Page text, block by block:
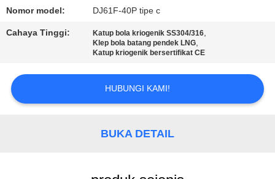
BERITA
PERMINTAAN
PENAWARAN
Nomor model: DJ61F-40P tipe c
Cahaya Tinggi: Katup bola kriogenik SS304/316,
Klep bola batang pendek LNG,
Katup kriogenik bersertifikat CE
HUBUNGI KAMI!
BUKA DETAIL